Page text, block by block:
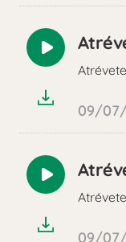
Reproducir
audio
09/07/
Reproducir
audio
09/07/